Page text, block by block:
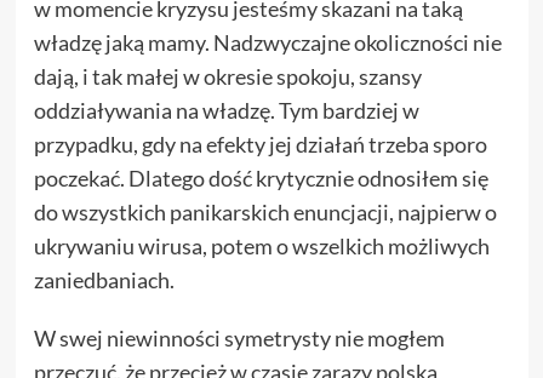
w momencie kryzysu jesteśmy skazani na taką
władzę jaką mamy. Nadzwyczajne okoliczności nie
dają, i tak małej w okresie spokoju, szansy
oddziaływania na władzę. Tym bardziej w
przypadku, gdy na efekty jej działań trzeba sporo
poczekać. Dlatego dość krytycznie odnosiłem się
do wszystkich panikarskich enuncjacji, najpierw o
ukrywaniu wirusa, potem o wszelkich możliwych
zaniedbaniach.
W swej niewinności symetrysty nie mogłem
przeczuć, że przecież w czasie zarazy polska